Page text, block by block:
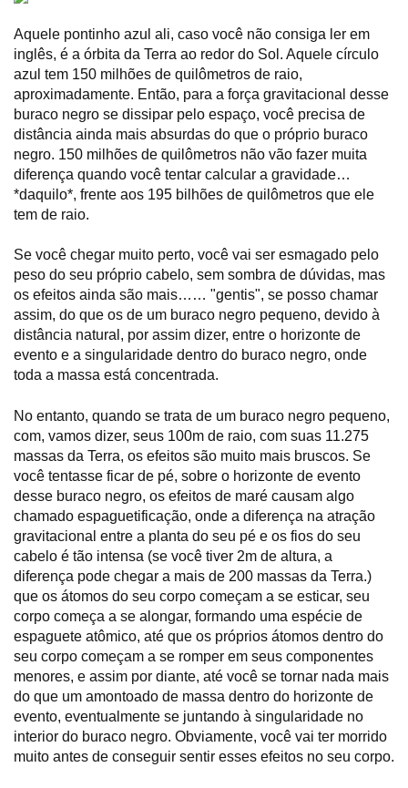
Aquele pontinho azul ali, caso você não consiga ler em
inglês, é a órbita da Terra ao redor do Sol. Aquele círculo
azul tem 150 milhões de quilômetros de raio,
aproximadamente. Então, para a força gravitacional desse
buraco negro se dissipar pelo espaço, você precisa de
distância ainda mais absurdas do que o próprio buraco
negro. 150 milhões de quilômetros não vão fazer muita
diferença quando você tentar calcular a gravidade…
*daquilo*, frente aos 195 bilhões de quilômetros que ele
tem de raio.
Se você chegar muito perto, você vai ser esmagado pelo
peso do seu próprio cabelo, sem sombra de dúvidas, mas
os efeitos ainda são mais…… "gentis", se posso chamar
assim, do que os de um buraco negro pequeno, devido à
distância natural, por assim dizer, entre o horizonte de
evento e a singularidade dentro do buraco negro, onde
toda a massa está concentrada.
No entanto, quando se trata de um buraco negro pequeno,
com, vamos dizer, seus 100m de raio, com suas 11.275
massas da Terra, os efeitos são muito mais bruscos. Se
você tentasse ficar de pé, sobre o horizonte de evento
desse buraco negro, os efeitos de maré causam algo
chamado espaguetificação, onde a diferença na atração
gravitacional entre a planta do seu pé e os fios do seu
cabelo é tão intensa (se você tiver 2m de altura, a
diferença pode chegar a mais de 200 massas da Terra.)
que os átomos do seu corpo começam a se esticar, seu
corpo começa a se alongar, formando uma espécie de
espaguete atômico, até que os próprios átomos dentro do
seu corpo começam a se romper em seus componentes
menores, e assim por diante, até você se tornar nada mais
do que um amontoado de massa dentro do horizonte de
evento, eventualmente se juntando à singularidade no
interior do buraco negro. Obviamente, você vai ter morrido
muito antes de conseguir sentir esses efeitos no seu corpo.